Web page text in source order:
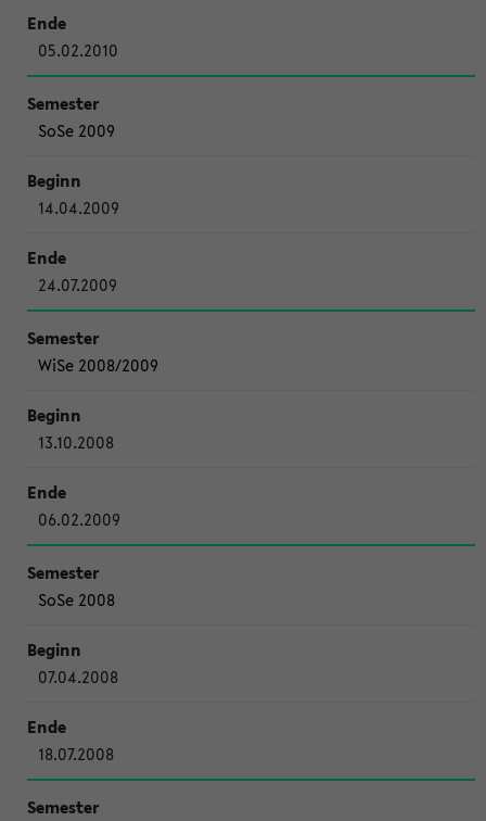
05.02.2010
SoSe 2009
14.04.2009
24.07.2009
WiSe 2008/2009
13.10.2008
06.02.2009
SoSe 2008
07.04.2008
18.07.2008